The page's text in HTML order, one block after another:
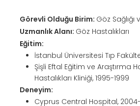
Görevli Olduğu Birim: Göz Sağlığı
Uzmanlık Alanı: Göz Hastalıkları
Eğitim:
İstanbul Üniversitesi Tıp
Şişli Eftal Eğitim ve Araştırma
Hastalıkları Kliniği, 1995-1999
Deneyim:
Cyprus Central Hospital,